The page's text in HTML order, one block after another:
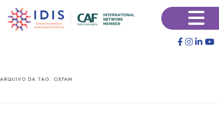
para
para
×
ARQUIVO DA TAG: OXFAM